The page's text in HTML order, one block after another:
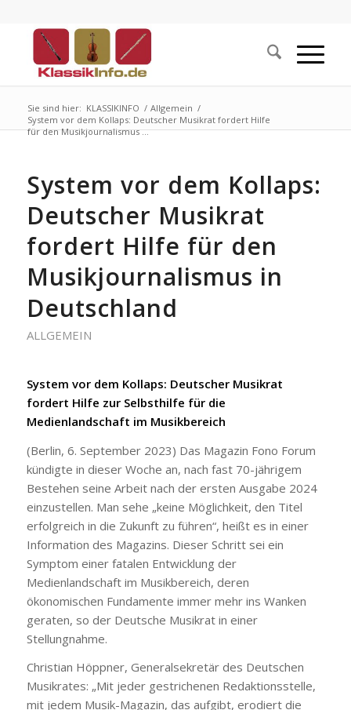
Sie sind hier: KLASSIKINFO / Allgemein /
System vor dem Kollaps: Deutscher Musikrat fordert Hilfe
für den Musikjournalismus ...
System vor dem Kollaps:
Deutscher Musikrat
fordert Hilfe für den
Musikjournalismus in
Deutschland
ALLGEMEIN
System vor dem Kollaps: Deutscher Musikrat
fordert Hilfe zur Selbsthilfe für die
Medienlandschaft im Musikbereich
(Berlin, 6. September 2023) Das Magazin Fono Forum
kündigte in dieser Woche an, nach fast 70-jährigem
Bestehen seine Arbeit nach der ersten Ausgabe 2024
einzustellen. Man sehe „keine Möglichkeit, den Titel
erfolgreich in die Zukunft zu führen“, heißt es in einer
Information des Magazins. Dieser Schritt sei ein
Symptom einer fatalen Entwicklung der
Medienlandschaft im Musikbereich, deren
ökonomischen Fundamente immer mehr ins Wanken
geraten, so der Deutsche Musikrat in einer
Stellungnahme.
Christian Höppner, Generalsekretär des Deutschen
Musikrates: „Mit jeder gestrichenen Redaktionsstelle,
mit jedem Musik-Magazin, das aufgibt, erodiert die